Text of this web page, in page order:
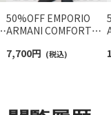
50%OFF EMPORIO
ARMANI COMFORT
ェットパンツ ラウンジ
7,700円 (税込)